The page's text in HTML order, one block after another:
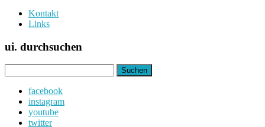
Kontakt
Links
ui. durchsuchen
nach:
facebook
instagram
youtube
twitter